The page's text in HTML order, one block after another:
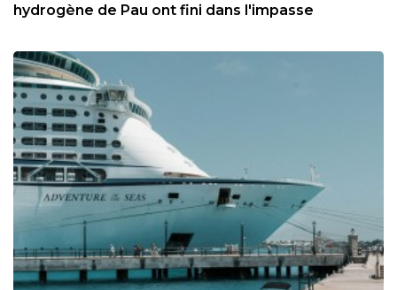
hydrogène de Pau ont fini dans l'impasse